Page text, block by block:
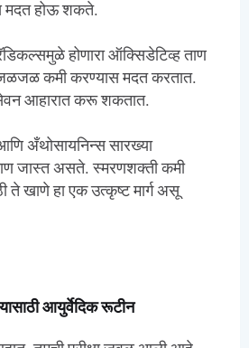
मदत होऊ शकते.
होणारा ऑक्सिडेटिव्ह ताण
कमी करण्यास मदत करतात.
आहारात करू शकतात.
अँथोसायनिन्स सारख्या
जास्त असते. स्मरणशक्ती कमी
ते खाणे हा एक उत्कृष्ट मार्ग असू
आयुर्वेदिक रूटीन